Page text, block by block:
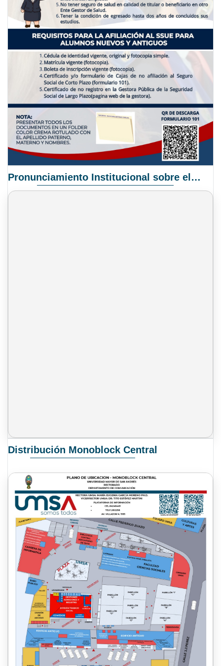
Pronunciamiento Institucional sobre el Proyecto de Ley N° 068/2025-2026 C.S.
Distribución Monoblock Central